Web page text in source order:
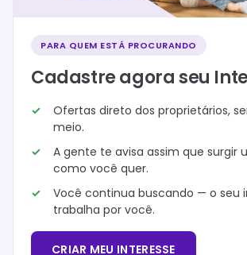
PARA QUEM ESTÁ PROCURANDO
Cadastre agora seu
Ofertas direto dos proprietários,
meio.
A gente te avisa assim que surgir
como você quer.
Você continua buscando — o seu
trabalha por você.
CRIAR MEU INTERESSE